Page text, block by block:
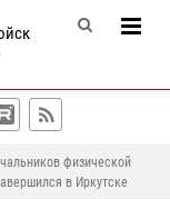
физической
в Иркутске